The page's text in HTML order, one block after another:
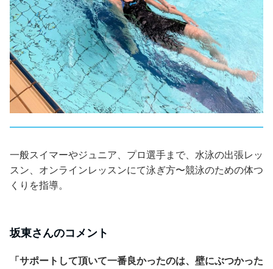
一般スイマーやジュニア、プロ選手まで、水泳の出張レッ
スン、オンラインレッスンにて泳ぎ方〜競泳のための体つ
くりを指導。
坂東さんのコメント
「サポートして頂いて一番良かったのは、壁にぶつかった